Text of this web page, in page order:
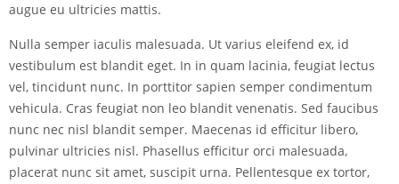
augue eu ultricies mattis.
Nulla semper iaculis malesuada. Ut varius eleifend ex, id
vestibulum est blandit eget. In in quam lacinia, feugiat lectus
vel, tincidunt nunc. In porttitor sapien semper condimentum
vehicula. Cras feugiat non leo blandit venenatis. Sed faucibus
nunc nec nisl blandit semper. Maecenas id efficitur libero,
pulvinar ultricies nisl. Phasellus efficitur orci malesuada,
placerat nunc sit amet, suscipit urna. Pellentesque ex tortor,